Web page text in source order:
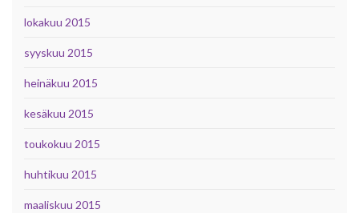
lokakuu 2015
syyskuu 2015
heinäkuu 2015
kesäkuu 2015
toukokuu 2015
huhtikuu 2015
maaliskuu 2015